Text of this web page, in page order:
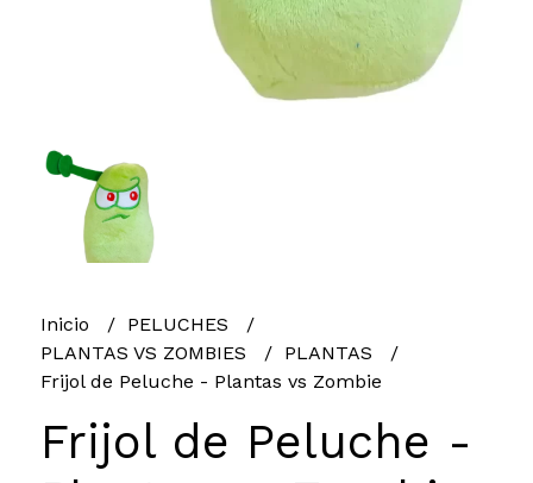
Inicio
PELUCHES
PLANTAS VS ZOMBIES
PLANTAS
Frijol de Peluche - Plantas vs Zombie
Frijol de Peluche -